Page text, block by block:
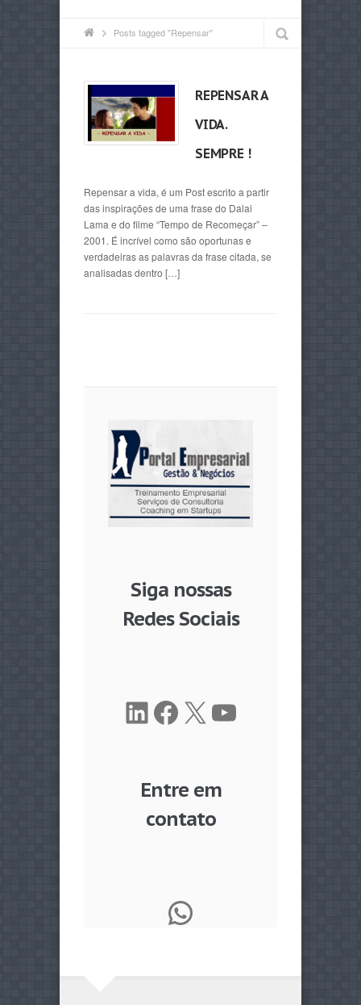
Posts tagged "Repensar"
REPENSAR A
VIDA.
SEMPRE !
Repensar a vida, é um Post escrito a partir
das inspirações de uma frase do Dalai
Lama e do filme “Tempo de Recomeçar” –
2001. É incrível como são oportunas e
verdadeiras as palavras da frase citada, se
analisadas dentro […]
Siga nossas
Redes Sociais
LinkedIn
Facebook
X Youtube
Entre em
contato
WhatsApp